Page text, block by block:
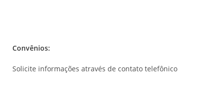
Convênios:
Solicite informações através de contato telefônico